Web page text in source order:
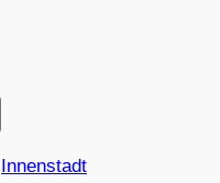
Innenstadt